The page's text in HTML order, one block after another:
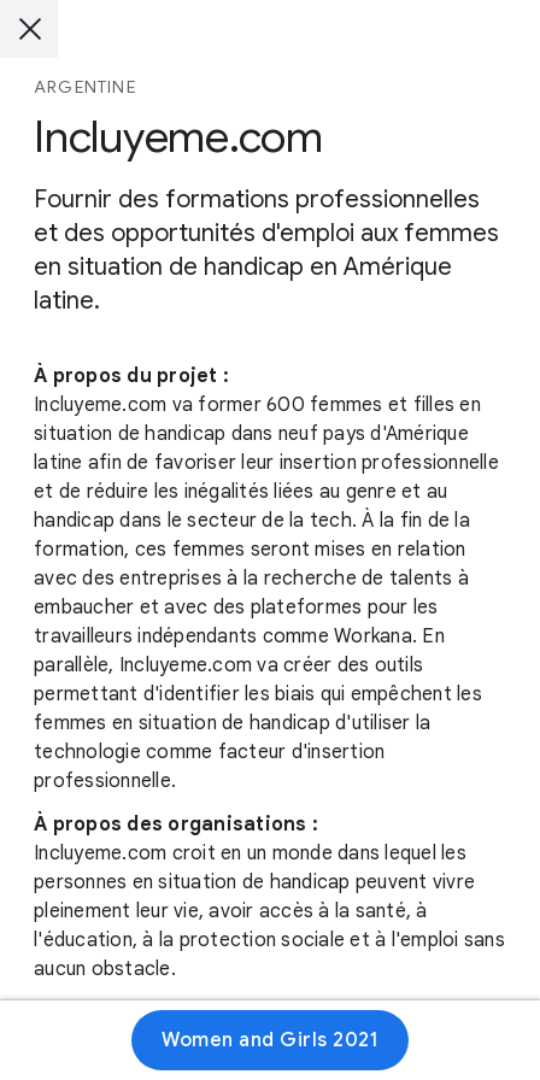
ARGENTINE
Incluyeme.com
Fournir des formations professionnelles
et des opportunités d'emploi aux femmes
en situation de handicap en Amérique
latine.
À propos du projet :
Incluyeme.com va former 600 femmes et filles en
situation de handicap dans neuf pays d'Amérique
latine afin de favoriser leur insertion professionnelle
et de réduire les inégalités liées au genre et au
handicap dans le secteur de la tech. À la fin de la
formation, ces femmes seront mises en relation
avec des entreprises à la recherche de talents à
embaucher et avec des plateformes pour les
travailleurs indépendants comme Workana. En
parallèle, Incluyeme.com va créer des outils
permettant d'identifier les biais qui empêchent les
femmes en situation de handicap d'utiliser la
technologie comme facteur d'insertion
professionnelle.
À propos des organisations :
Incluyeme.com croit en un monde dans lequel les
personnes en situation de handicap peuvent vivre
pleinement leur vie, avoir accès à la santé, à
l'éducation, à la protection sociale et à l'emploi sans
aucun obstacle.
Workana est la plus grande plateforme
professionnelle destinée aux travailleurs
indépendants et au travail à distance en Amérique
Women and Girls 2021